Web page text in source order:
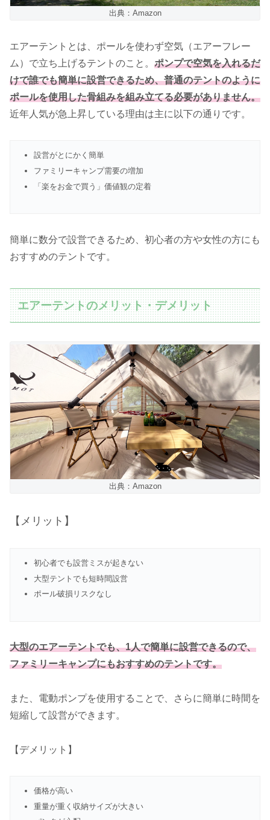
出典：Amazon
エアーテントとは、ポールを使わず空気（エアーフレー
ム）で立ち上げるテントのこと。 ポンプで空気を入れるだ
けで誰でも簡単に設営できるため、普通のテントのように
ポールを使用した骨組みを組み立てる必要がありません。
近年人気が急上昇している理由は主に以下の通りです。
設営がとにかく簡単
ファミリーキャンプ需要の増加
「楽をお金で買う」価値観の定着
簡単に数分で設営できるため、初心者の方や女性の方にも
おすすめのテントです。
エアーテントのメリット・デメリット
出典：Amazon
【メリット】
初心者でも設営ミスが起きない
大型テントでも短時間設営
ポール破損リスクなし
大型のエアーテントでも、1人で簡単に設営できるので、
ファミリーキャンプにもおすすめのテントです。
また、電動ポンプを使用することで、さらに簡単に時間を
短縮して設営ができます。
【デメリット】
価格が高い
重量が重く収納サイズが大きい